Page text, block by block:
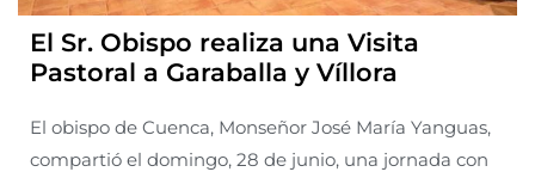
El Sr. Obispo realiza una Visita
Pastoral a Garaballa y Víllora
El obispo de Cuenca, Monseñor José María Yanguas,
compartió el domingo, 28 de junio, una jornada con